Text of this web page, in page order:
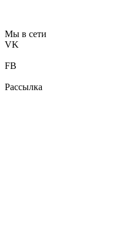
Мы в сети
VK
FB
Рассылка